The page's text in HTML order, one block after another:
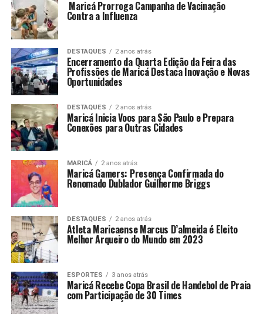
Maricá Prorroga Campanha de Vacinação
Contra a Influenza
DESTAQUES 2 anos atrás
Encerramento da Quarta Edição da Feira das
Profissões de Maricá Destaca Inovação e Novas
Oportunidades
DESTAQUES 2 anos atrás
Maricá Inicia Voos para São Paulo e Prepara
Conexões para Outras Cidades
MARICÁ 2 anos atrás
Maricá Gamers: Presença Confirmada do
Renomado Dublador Guilherme Briggs
DESTAQUES 2 anos atrás
Atleta Maricaense Marcus D’almeida é Eleito
Melhor Arqueiro do Mundo em 2023
ESPORTES 3 anos atrás
Maricá Recebe Copa Brasil de Handebol de Praia
com Participação de 30 Times